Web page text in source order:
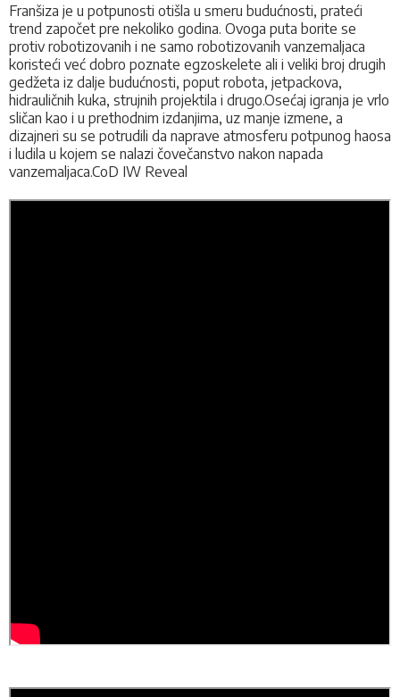
Franšiza je u potpunosti otišla u smeru budućnosti, prateći
trend započet pre nekoliko godina. Ovoga puta borite se
protiv robotizovanih i ne samo robotizovanih vanzemaljaca
koristeći već dobro poznate egzoskelete ali i veliki broj drugih
gedžeta iz dalje budućnosti, poput robota, jetpackova,
hidrauličnih kuka, strujnih projektila i drugo.Osećaj igranja je vrlo
sličan kao i u prethodnim izdanjima, uz manje izmene, a
dizajneri su se potrudili da naprave atmosferu potpunog haosa
i ludila u kojem se nalazi čovečanstvo nakon napada
vanzemaljaca.CoD IW Reveal